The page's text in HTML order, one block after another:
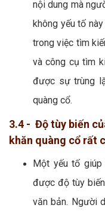
nội dung mà
không yếu tố
trong việc tìm
và công cụ tìm
được sự trùng
quàng cổ.
3.4 - Độ tùy biến
khăn quàng cổ rất
Một yếu tố
được độ tùy
văn bản. Người